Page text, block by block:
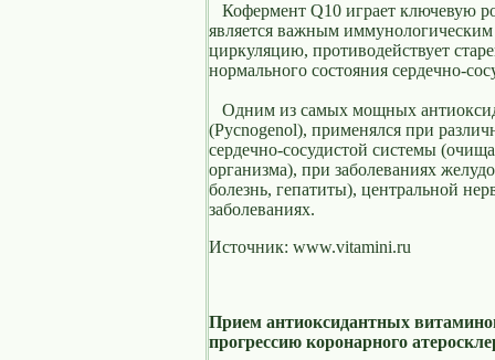
Кофермент Q10 играет ключевую
является важным
циркуляцию, противодействует
нормального состояния сердечно-
Одним из самых мощных
(Pycnogenol), применялся при
сердечно-сосудистой системы
организма), при заболеваниях
болезнь, гепатиты), центральной
заболеваниях.
Источник: www.vitamini.ru
Прием антиоксидантных
прогрессию коронарного